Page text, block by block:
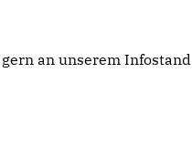
an unserem Infostand